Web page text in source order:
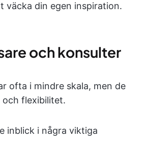
väcka din egen inspiration.
och konsulter
ofta i mindre skala, men de
flexibilitet.
inblick i några viktiga